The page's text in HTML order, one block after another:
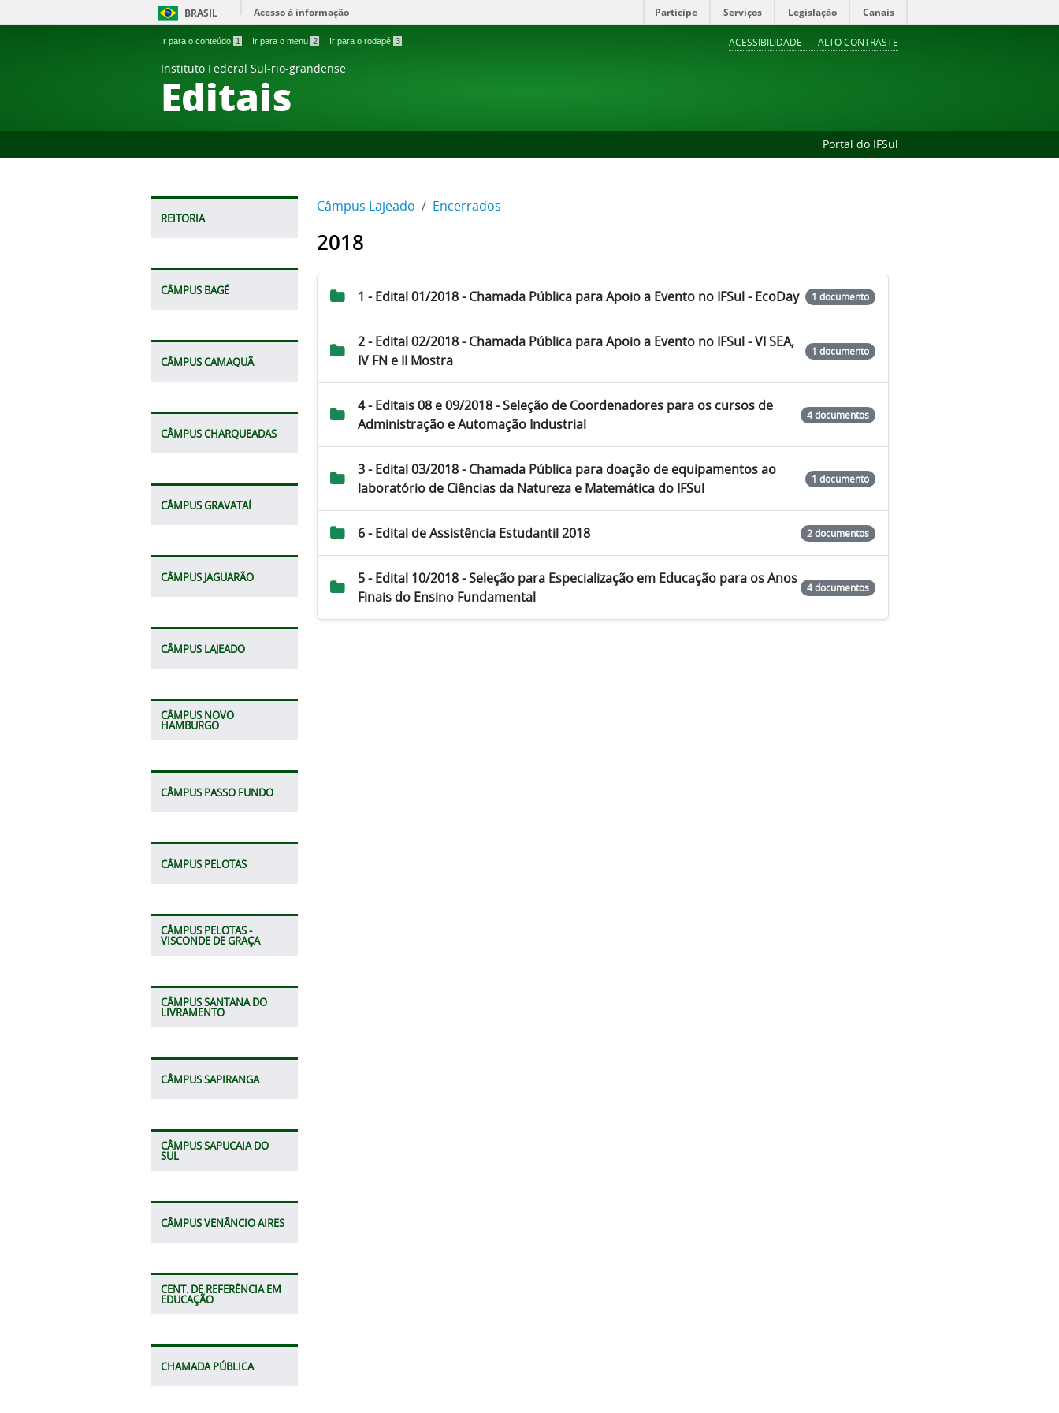
BRASIL Acesso à informação Participe Serviços Legislação Canais
Ir para o conteúdo 1 Ir para o menu 2 Ir para o rodapé 3 ACESSIBILIDADE ALTO CONTRASTE
Instituto Federal Sul-rio-grandense
Editais
Portal do IFSul
REITORIA
CÂMPUS BAGÉ
CÂMPUS CAMAQUÃ
CÂMPUS CHARQUEADAS
CÂMPUS GRAVATAÍ
CÂMPUS JAGUARÃO
CÂMPUS LAJEADO
CÂMPUS NOVO
HAMBURGO
CÂMPUS PASSO FUNDO
CÂMPUS PELOTAS
CÂMPUS PELOTAS -
VISCONDE DE GRAÇA
CÂMPUS SANTANA DO
LIVRAMENTO
CÂMPUS SAPIRANGA
CÂMPUS SAPUCAIA DO
SUL
CÂMPUS VENÂNCIO AIRES
CENT. DE REFERÊNCIA EM
EDUCAÇÃO
CHAMADA PÚBLICA
Câmpus Lajeado Encerrados
2018
1 - Edital 01/2018 - Chamada Pública para Apoio a Evento no IFSul - EcoDay 1 documento
2 - Edital 02/2018 - Chamada Pública para Apoio a Evento no IFSul - VI SEA,
IV FN e II Mostra
1 documento
4 - Editais 08 e 09/2018 - Seleção de Coordenadores para os cursos de
Administração e Automação Industrial
4 documentos
3 - Edital 03/2018 - Chamada Pública para doação de equipamentos ao
laboratório de Ciências da Natureza e Matemática do IFSul
1 documento
6 - Edital de Assistência Estudantil 2018 2 documentos
5 - Edital 10/2018 - Seleção para Especialização em Educação para os Anos
Finais do Ensino Fundamental
4 documentos